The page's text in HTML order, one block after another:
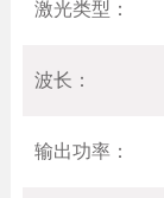
激光类型：
波长：
输出功率：